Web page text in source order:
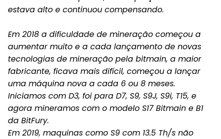
estava alto e continuou compensando.
Em 2018 a dificuldade de mineração começou a
aumentar muito e a cada lançamento de novas
tecnologias de mineração pela bitmain, a maior
fabricante, ficava mais difícil, começou a lançar
uma máquina nova a cada 6 ou 8 meses.
Iniciamos com D3, foi para D7, S9, S9J, S9i, T15, e
agora mineramos com o modelo S17 Bitmain e B1
da BitFury.
Em 2019, maquinas como S9 com 13.5 Th/s não